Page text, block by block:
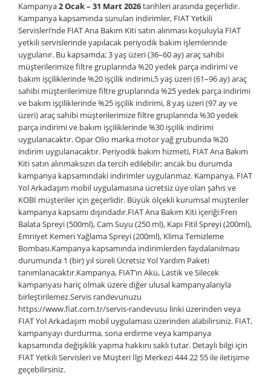
Kampanya2 Ocak – 31 Mart 2026tarihleri arasında geçerlidir.
Kampanya kapsamında sunulan indirimler, FIAT Yetkili
Servisleri’nde FIAT Ana Bakım Kiti satın alınması koşuluyla FIAT
yetkili servislerinde yapılacak periyodik bakım işlemlerinde
uygulanır. Bu kapsamda; 3 yaş üzeri (36–60 ay) araç sahibi
müşterilerimize filtre gruplarında %20 yedek parça indirimi ve
bakım işçiliklerinde %20 işçilik indirimi,5 yaş üzeri (61–96 ay) araç
sahibi müşterilerimize filtre gruplarında %25 yedek parça indirimi
ve bakım işçiliklerinde %25 işçilik indirimi, 8 yaş üzeri (97 ay ve
üzeri) araç sahibi müşterilerimize filtre gruplarında %30 yedek
parça indirimi ve bakım işçiliklerinde %30 işçilik indirimi
uygulanacaktır. Opar Olio marka motor yağ grubunda %20
indirim uygulanacaktır. Periyodik bakım hizmeti, FIAT Ana Bakım
Kiti satın alınmaksızın da tercih edilebilir; ancak bu durumda
kampanya kapsamındaki indirimler uygulanmaz. Kampanya, FIAT
Yol Arkadaşım mobil uygulamasına ücretsiz üye olan şahıs ve
KOBİ müşteriler için geçerlidir. Büyük ölçekli kurumsal müşteriler
kampanya kapsamı dışındadır.FIAT Ana Bakım Kiti içeriği:Fren
Balata Spreyi (500ml), Cam Suyu (250 ml), Kapı Fitil Spreyi (200ml),
Emniyet Kemeri Yağlama Spreyi (200ml), Klima Temizleme
Bombası.Kampanya kapsamında indirimlerden faydalanılması
durumunda 1 (bir) yıl süreli Ücretsiz Yol Yardım Paketi
tanımlanacaktır.Kampanya, FIAT’ın Akü, Lastik ve Silecek
kampanyası hariç olmak üzere diğer ulusal kampanyalarıyla
birleştirilemez.Servis randevunuzu
https://www.fiat.com.tr/servis-randevusu linki üzerinden veya
FIAT Yol Arkadaşım mobil uygulaması üzerinden alabilirsiniz. FIAT,
kampanyayı durdurma, sona erdirme veya kampanya
kapsamında değişiklik yapma hakkını saklı tutar. Detaylı bilgi için
FIAT Yetkili Servisleri ve Müşteri İlgi Merkezi 444 22 55 ile iletişime
geçebilirsiniz.